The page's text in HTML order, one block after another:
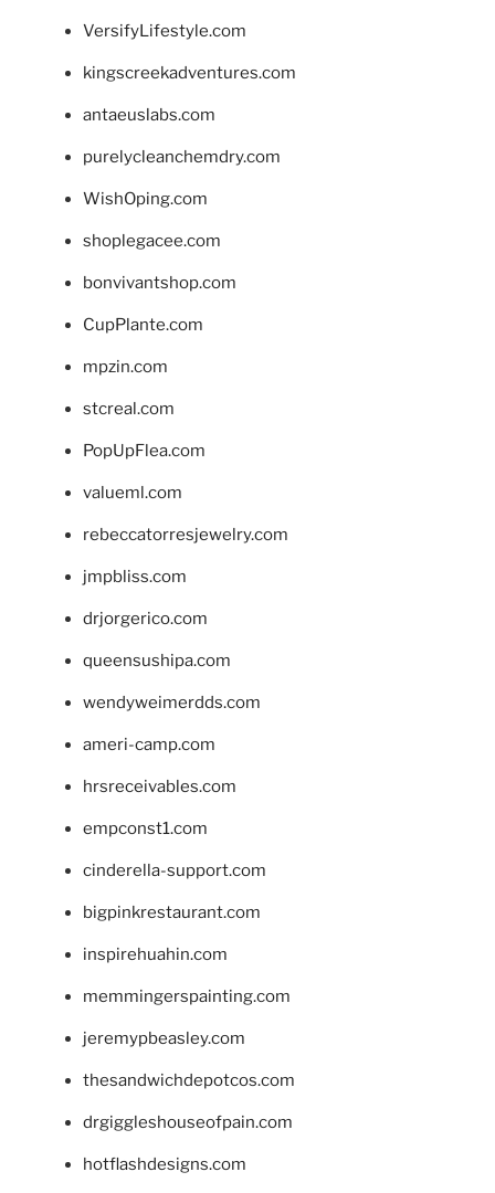
VersifyLifestyle.com
kingscreekadventures.com
antaeuslabs.com
purelycleanchemdry.com
WishOping.com
shoplegacee.com
bonvivantshop.com
CupPlante.com
mpzin.com
stcreal.com
PopUpFlea.com
valueml.com
rebeccatorresjewelry.com
jmpbliss.com
drjorgerico.com
queensushipa.com
wendyweimerdds.com
ameri-camp.com
hrsreceivables.com
empconst1.com
cinderella-support.com
bigpinkrestaurant.com
inspirehuahin.com
memmingerspainting.com
jeremypbeasley.com
thesandwichdepotcos.com
drgiggleshouseofpain.com
hotflashdesigns.com